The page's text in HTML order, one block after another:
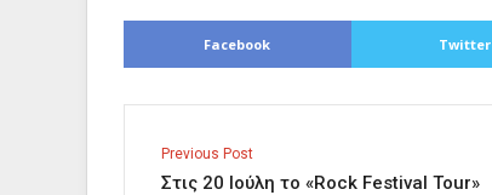
Facebook Twitter
Previous Post
Στις 20 Ιούλη το «Rock Festival Tour»